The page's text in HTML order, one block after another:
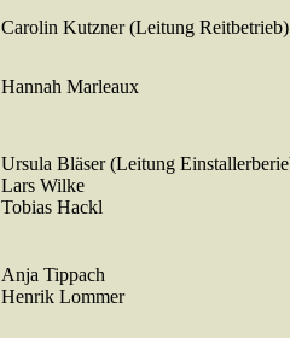
Carolin Kutzner (Leitung Reitbetrieb)
Hannah Marleaux
Ursula Bläser (Leitung
Lars Wilke
Tobias Hackl
Anja Tippach
Henrik Lommer